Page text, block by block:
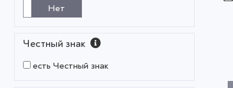
Нет
Честный знак
есть Честный знак